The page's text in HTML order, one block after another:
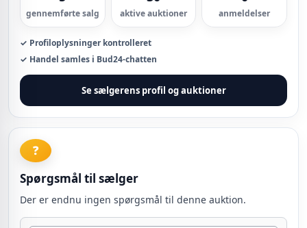
gennemførte salg aktive auktioner anmeldelser
✓ Profiloplysninger kontrolleret
✓ Handel samles i Bud24-chatten
Se sælgerens profil og auktioner
❓
Spørgsmål til sælger
Der er endnu ingen spørgsmål til denne auktion.